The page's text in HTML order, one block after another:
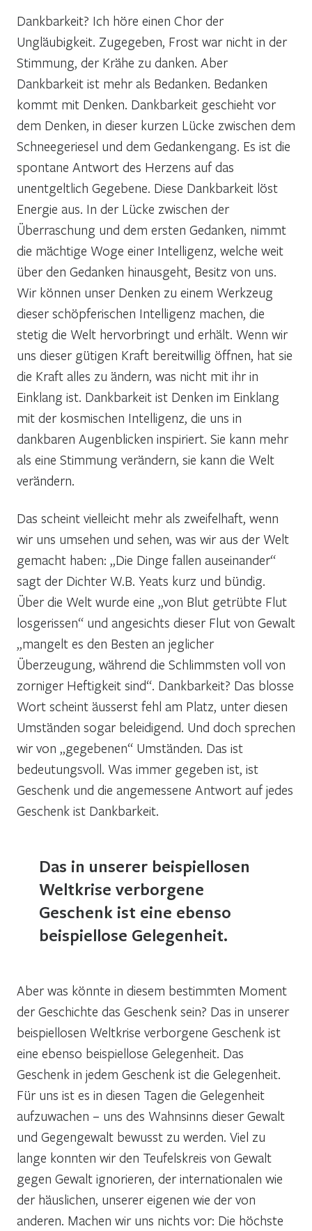
Dankbarkeit? Ich höre einen Chor der
Ungläubigkeit. Zugegeben, Frost war nicht in der
Stimmung, der Krähe zu danken. Aber
Dankbarkeit ist mehr als Bedanken. Bedanken
kommt mit Denken. Dankbarkeit geschieht vor
dem Denken, in dieser kurzen Lücke zwischen dem
Schneegeriesel und dem Gedankengang. Es ist die
spontane Antwort des Herzens auf das
unentgeltlich Gegebene. Diese Dankbarkeit löst
Energie aus. In der Lücke zwischen der
Überraschung und dem ersten Gedanken, nimmt
die mächtige Woge einer Intelligenz, welche weit
über den Gedanken hinausgeht, Besitz von uns.
Wir können unser Denken zu einem Werkzeug
dieser schöpferischen Intelligenz machen, die
stetig die Welt hervorbringt und erhält. Wenn wir
uns dieser gütigen Kraft bereitwillig öffnen, hat sie
die Kraft alles zu ändern, was nicht mit ihr in
Einklang ist. Dankbarkeit ist Denken im Einklang
mit der kosmischen Intelligenz, die uns in
dankbaren Augenblicken inspiriert. Sie kann mehr
als eine Stimmung verändern, sie kann die Welt
verändern.
Das scheint vielleicht mehr als zweifelhaft, wenn
wir uns umsehen und sehen, was wir aus der Welt
gemacht haben: „Die Dinge fallen auseinander“
sagt der Dichter W.B. Yeats kurz und bündig.
Über die Welt wurde eine „von Blut getrübte Flut
losgerissen“ und angesichts dieser Flut von Gewalt
„mangelt es den Besten an jeglicher
Überzeugung, während die Schlimmsten voll von
zorniger Heftigkeit sind“. Dankbarkeit? Das blosse
Wort scheint äusserst fehl am Platz, unter diesen
Umständen sogar beleidigend. Und doch sprechen
wir von „gegebenen“ Umständen. Das ist
bedeutungsvoll. Was immer gegeben ist, ist
Geschenk und die angemessene Antwort auf jedes
Geschenk ist Dankbarkeit.
Das in unserer beispiellosen
Weltkrise verborgene
Geschenk ist eine ebenso
beispiellose Gelegenheit.
Aber was könnte in diesem bestimmten Moment
der Geschichte das Geschenk sein? Das in unserer
beispiellosen Weltkrise verborgene Geschenk ist
eine ebenso beispiellose Gelegenheit. Das
Geschenk in jedem Geschenk ist die Gelegenheit.
Für uns ist es in diesen Tagen die Gelegenheit
aufzuwachen – uns des Wahnsinns dieser Gewalt
und Gegengewalt bewusst zu werden. Viel zu
lange konnten wir den Teufelskreis von Gewalt
gegen Gewalt ignorieren, der internationalen wie
der häuslichen, unserer eigenen wie der von
anderen. Machen wir uns nichts vor: Die höchste